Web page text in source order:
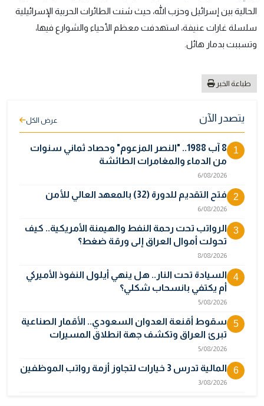
الحالية بين إسرائيل وحزب الله، حيث شنت الطائرات الحربية الإسرائيلية
سلسلة غارات عنيفة، استهدفت معظم الأحياء والشوارع فيها،
وتسببت بدمار هائل.
طباعة الخبر
يتصدر الآن عرض الكل
1
8 آب 1988.. "النصر المزعوم" وحصاد ثماني سنوات
من الدماء والمغامرات الطائشة
6/08/2026
2 فتح التقديم للدورة (32) بالمعهد العالي للأمن
6/08/2026
3
الرواتب تحت رحمة النفط والهيمنة الأمريكية.. كيف
تحولت أموال العراق إلى ورقة ضغط؟
8/08/2026
4
السيادة تحت النار.. هل ينهي أيلول النفوذ الأميركي
أم يكتفي بانسحاب شكلي؟
5/08/2026
5
سقوط أقنعة العدوان السعودي.. الأقمار الصناعية
تبرئ العراق وتكشف جهة انطلاق المسيرات
5/08/2026
6 المالية تدرس 3 خيارات لتجاوز أزمة رواتب الموظفين
3/08/2026